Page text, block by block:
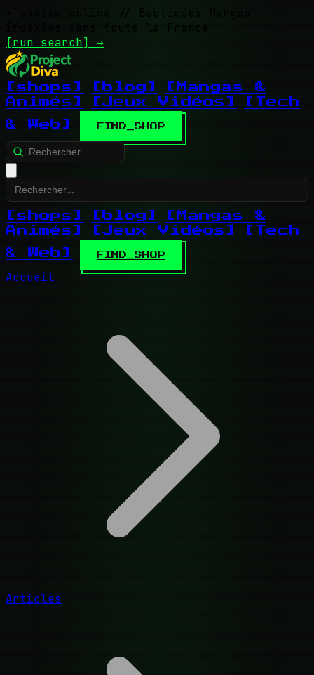
// Boutiques Mangas
indexées dans toute la France
[run search] →
[shops] [blog]
[Mangas &
Animés]
[Jeux Vidéos]
[Tech
& Web]
FIND_SHOP
[shops] [blog]
[Mangas &
Animés]
[Jeux Vidéos]
[Tech
& Web]
FIND_SHOP
Accueil
Articles